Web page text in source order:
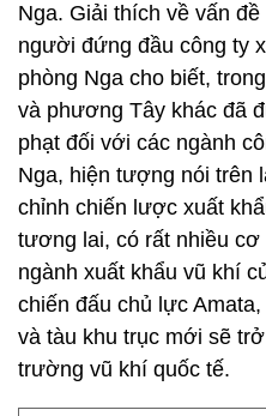
Nga. Giải thích về vấn
người đứng đầu công ty
phòng Nga cho biết,
và phương Tây khác đã
phạt đối với các ngành
Nga, hiện tượng nói trên
chỉnh chiến lược xuất
tương lai, có rất nhiều
ngành xuất khẩu vũ khí
chiến đấu chủ lực
và tàu khu trục mới sẽ
trường vũ khí quốc tế.